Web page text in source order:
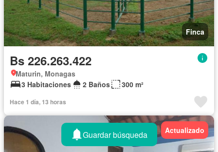
Finca
Bs 226.263.422
Maturin, Monagas
3 Habitaciones
2 Baños 300 m²
Hace 1 día, 13 horas
Actualizado
Guardar búsqueda